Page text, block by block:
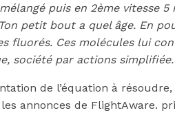
puis en 2ème vitesse
petit bout a quel âge. En
fluorés. Ces molécules lui
société par actions simplifiée.
de l’équation à résoudre,
annonces de FlightAware.